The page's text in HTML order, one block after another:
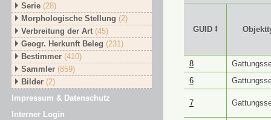
Serie (28)
Morphologische Stellung (2)
Verbreitung der Art (45)
Geogr. Herkunft Beleg (231)
Bestimmer (410)
Sammler (859)
Bilder (2)
Impressum & Datenschutz
Interner Login
GUID ⭥
GUID ⭥
8
6
7